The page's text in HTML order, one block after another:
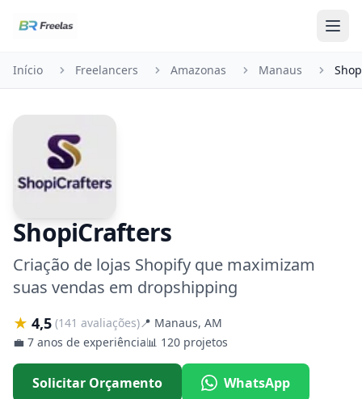
Início Freelancers Amazonas Manaus
ShopiCrafters
Criação de lojas Shopify que maximizam
suas vendas em dropshipping
★ 4,5 (141 avaliações)📍 Manaus, AM
💼 7 anos de experiência📊 120 projetos
Solicitar Orçamento WhatsApp